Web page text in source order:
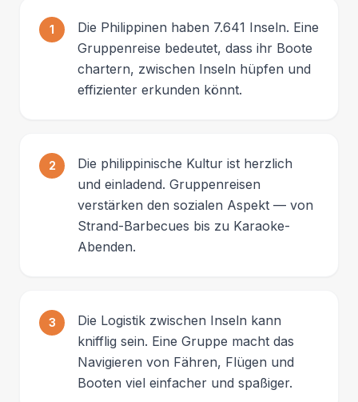
1
Die Philippinen haben 7.641 Inseln. Eine
Gruppenreise bedeutet, dass ihr Boote
chartern, zwischen Inseln hüpfen und
effizienter erkunden könnt.
2
Die philippinische Kultur ist herzlich
und einladend. Gruppenreisen
verstärken den sozialen Aspekt — von
Strand-Barbecues bis zu Karaoke-
Abenden.
3
Die Logistik zwischen Inseln kann
knifflig sein. Eine Gruppe macht das
Navigieren von Fähren, Flügen und
Booten viel einfacher und spaßiger.